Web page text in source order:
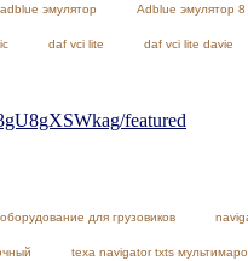
adblue эмулятор Adblue эмулятор 8
daf vci lite daf vci lite davie
featured
для грузовиков
texa navigator txts